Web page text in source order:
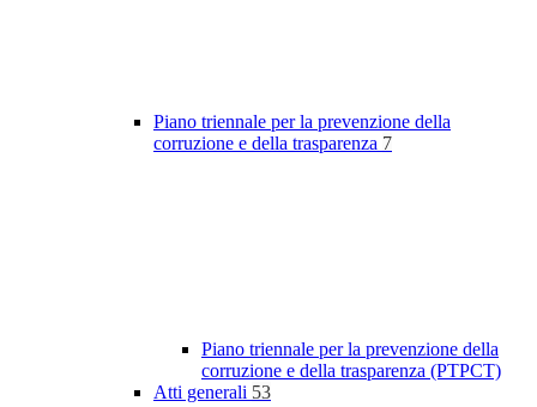
Piano triennale per la prevenzione della
corruzione e della trasparenza 7
Piano triennale per la prevenzione della
corruzione e della trasparenza (PTPCT)
Atti generali 53